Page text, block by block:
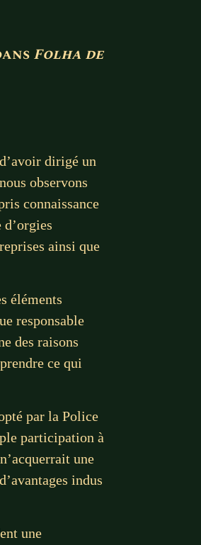
Folha de
dirigé un
observons
connaissance
ainsi que
éléments
responsable
des raisons
ce qui
par la Police
participation à
une
indus
une